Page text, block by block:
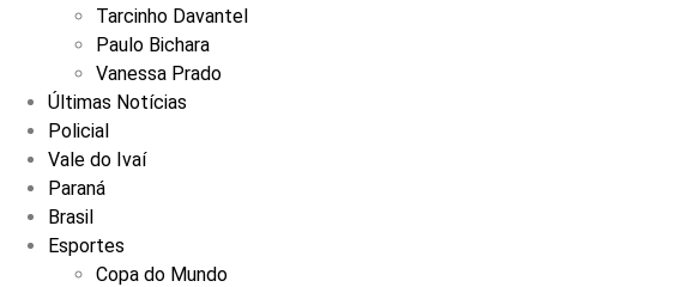
Tarcinho Davantel
Paulo Bichara
Vanessa Prado
Últimas Notícias
Policial
Vale do Ivaí
Paraná
Brasil
Esportes
Copa do Mundo